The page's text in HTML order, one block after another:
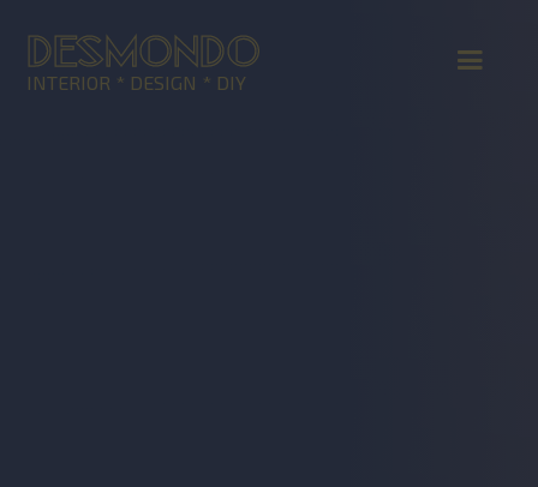
DESMONDO
INTERIOR * DESIGN * DIY